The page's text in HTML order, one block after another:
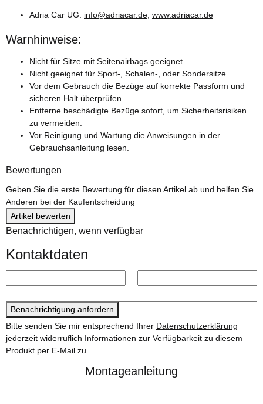
Adria Car UG: info@adriacar.de www.adriacar.de
Warnhinweise:
Nicht für Sitze mit Seitenairbags geeignet.
Nicht geeignet für Sport-, Schalen-, oder Sondersitze
Vor dem Gebrauch die Bezüge auf korrekte Passform und
sicheren Halt überprüfen.
Entferne beschädigte Bezüge sofort, um Sicherheitsrisiken
zu vermeiden.
Vor Reinigung und Wartung die Anweisungen in der
Gebrauchsanleitung lesen.
Bewertungen
Geben Sie die erste Bewertung für diesen Artikel ab und helfen Sie
Anderen bei der Kaufentscheidung
Artikel bewerten
Benachrichtigen, wenn verfügbar
Kontaktdaten
Benachrichtigung anfordern
Bitte senden Sie mir entsprechend Ihrer Datenschutzerklärung
jederzeit widerruflich Informationen zur Verfügbarkeit zu diesem
Produkt per E-Mail zu.
Montageanleitung